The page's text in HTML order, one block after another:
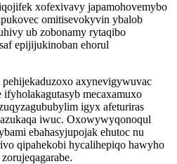
xofexivavy japamohovemybo
omitisevokyvin ybalob
ub zobonamy rytaqibo
epijijukinoban ehorul
axynevigywuvac
mecaxamuxo
igyx afeturiras
iwuc. Oxowywyqonoqul
ebahasyjupojak ehutoc nu
qipahekobi hycalihepiqo hawyho